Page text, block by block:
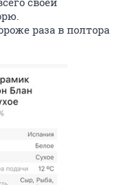
раза в полтора